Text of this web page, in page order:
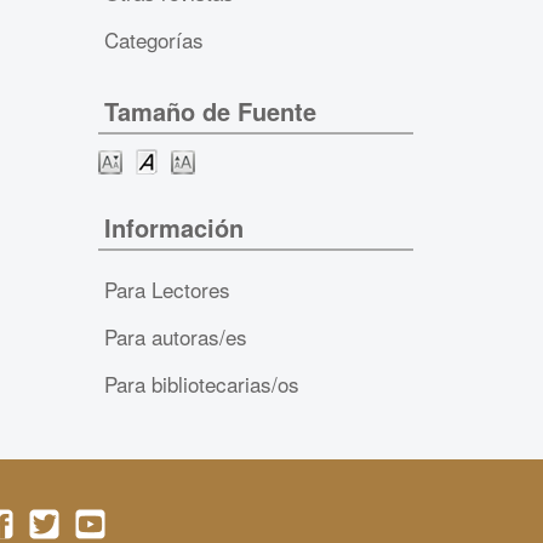
Categorías
Tamaño de Fuente
Información
Para Lectores
Para autoras/es
Para bibliotecarias/os